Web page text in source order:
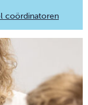
coördinatoren